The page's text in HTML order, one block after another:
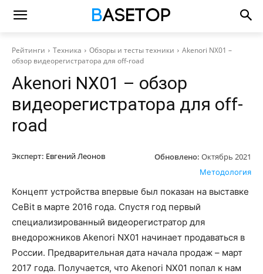
Рейтинги Техника Обзоры и тесты техники
Akenori NX01 –
обзор видеорегистратора для off-road
Akenori NX01 – обзор
видеорегистратора для off-
road
Эксперт: Евгений Леонов Обновлено: Октябрь 2021
Методология
Концепт устройства впервые был показан на выставке
CeBit в марте 2016 года. Спустя год первый
специализированный видеорегистратор для
внедорожников Akenori NX01 начинает продаваться в
России. Предварительная дата начала продаж – март
2017 года. Получается, что Akenori NX01 попал к нам